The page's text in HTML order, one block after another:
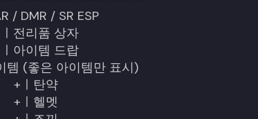
/ DMR / SR ESP
전리품 상자
아이템 드랍
템 (좋은 아이템만 표시)
+ㅣ탄약
+ㅣ헬멧